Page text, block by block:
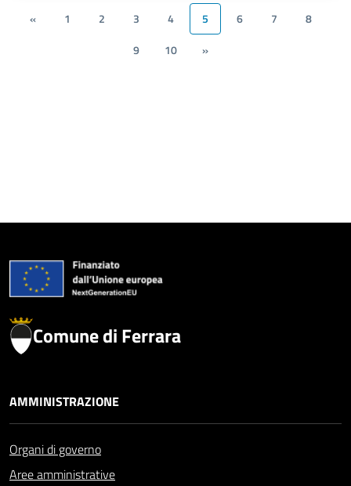
« 1 2 3 4 5 6 7
8
9
10 »
Comune di Ferrara
AMMINISTRAZIONE
Organi di governo
Aree amministrative